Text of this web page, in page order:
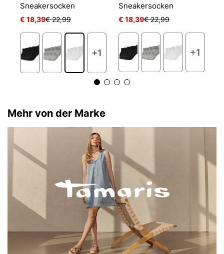
Sneakersocken
€ 18,39€ 22,99
+1
Sneakersocken
€ 18,39€ 22,99
+1
Mehr von der Marke